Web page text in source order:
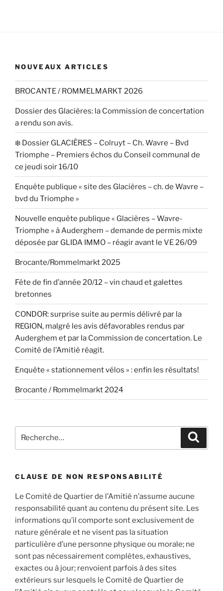
NOUVEAUX ARTICLES
BROCANTE / ROMMELMARKT 2026
Dossier des Glacières: la Commission de concertation
a rendu son avis.
❄️ Dossier GLACIÈRES – Colruyt – Ch. Wavre – Bvd
Triomphe – Premiers échos du Conseil communal de
ce jeudi soir 16/10
Enquête publique « site des Glacières – ch. de Wavre –
bvd du Triomphe »
Nouvelle enquête publique « Glacières – Wavre-
Triomphe » à Auderghem – demande de permis mixte
déposée par GLIDA IMMO – réagir avant le VE 26/09
Brocante/Rommelmarkt 2025
Fête de fin d’année 20/12 – vin chaud et galettes
bretonnes
CONDOR: surprise suite au permis délivré par la
REGION, malgré les avis défavorables rendus par
Auderghem et par la Commission de concertation. Le
Comité de l’Amitié réagit.
Enquête « stationnement vélos » : enfin les résultats!
Brocante / Rommelmarkt 2024
pour
CLAUSE DE NON RESPONSABILITÉ
Le Comité de Quartier de l’Amitié n’assume aucune
responsabilité quant au contenu du présent site. Les
informations qu’il comporte sont exclusivement de
nature générale et ne visent pas la situation
particulière d’une personne physique ou morale; ne
sont pas nécessairement complètes, exhaustives,
exactes ou à jour; renvoient parfois à des sites
extérieurs sur lesquels le Comité de Quartier de